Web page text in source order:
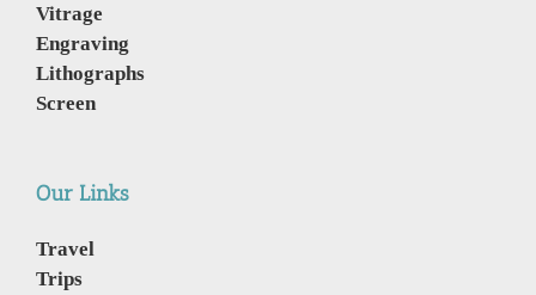
Vitrage
Engraving
Lithographs
Screen
Our Links
Travel
Trips